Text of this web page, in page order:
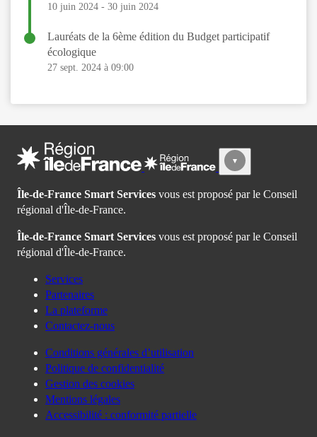
10 juin 2024 - 30 juin 2024
Lauréats de la 6ème édition du Budget participatif
écologique
27 sept. 2024 à 09:00